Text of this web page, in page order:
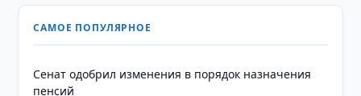
САМОЕ ПОПУЛЯРНОЕ
Сенат одобрил изменения в порядок назначения
пенсий